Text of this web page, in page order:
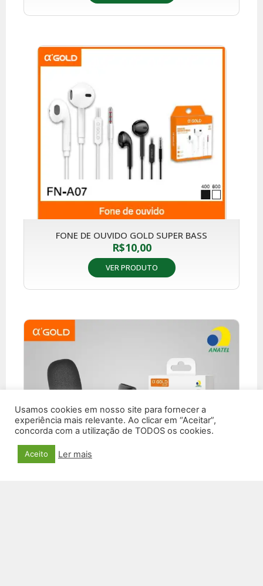
FONE DE OUVIDO GOLD SUPER BASS
R$10,00
VER PRODUTO
Usamos cookies em nosso site para fornecer a
experiência mais relevante. Ao clicar em “Aceitar”,
concorda com a utilização de TODOS os cookies.
Aceito Ler mais